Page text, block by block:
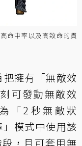
命中率以及高致命的貫
擁有「無敵效
可發動無敵效
「2秒無敵狀
模式中使用該
，且可套用無